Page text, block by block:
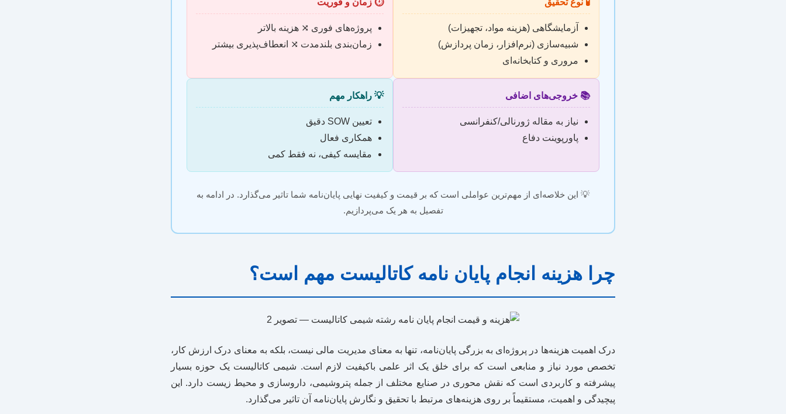
🧪 نوع تحقیق
آزمایشگاهی (هزینه مواد، تجهیزات)
شبیه‌سازی (نرم‌افزار، زمان پردازش)
مروری و کتابخانه‌ای
⏱️ زمان و فوریت
پروژه‌های فوری ⤨ هزینه بالاتر
زمان‌بندی بلندمدت ⤨ انعطاف‌پذیری بیشتر
📚 خروجی‌های اضافی
نیاز به مقاله ژورنالی/کنفرانسی
پاورپوینت دفاع
💡 راهکار مهم
تعیین SOW دقیق
همکاری فعال
مقایسه کیفی، نه فقط کمی
💡 این خلاصه‌ای از مهم‌ترین عواملی است که بر قیمت و کیفیت نهایی پایان‌نامه شما تاثیر می‌گذارد. در ادامه به
تفصیل به هر یک می‌پردازیم.
چرا هزینه انجام پایان نامه کاتالیست مهم است؟
درک اهمیت هزینه‌ها در پروژه‌ای به بزرگی پایان‌نامه، تنها به معنای مدیریت مالی نیست، بلکه به معنای درک ارزش کار،
تخصص مورد نیاز و منابعی است که برای خلق یک اثر علمی باکیفیت لازم است. شیمی کاتالیست یک حوزه بسیار
پیشرفته و کاربردی است که نقش محوری در صنایع مختلف از جمله پتروشیمی، داروسازی و محیط زیست دارد. این
پیچیدگی و اهمیت، مستقیماً بر روی هزینه‌های مرتبط با تحقیق و نگارش پایان‌نامه آن تاثیر می‌گذارد.